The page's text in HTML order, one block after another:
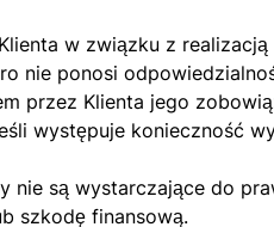
w związku z
nie ponosi
przez Klienta jego
występuje konieczność
są wystarczające do
szkodę finansową.